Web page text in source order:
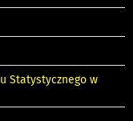
Statystycznego w